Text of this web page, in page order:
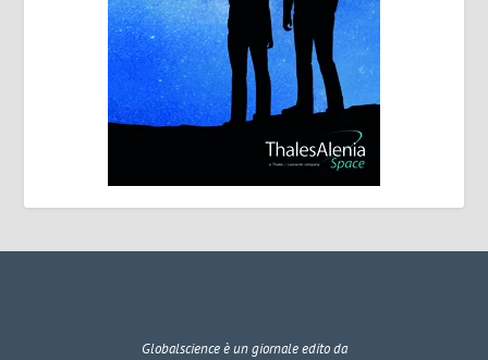
Globalscienceè un giornale edito da